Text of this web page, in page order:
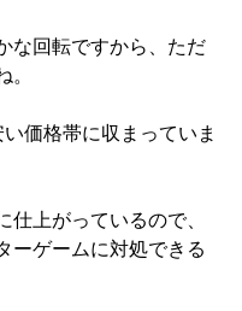
な回転ですから、ただ
。
価格帯に収まっていま
上がっているので、
ーゲームに対処できる